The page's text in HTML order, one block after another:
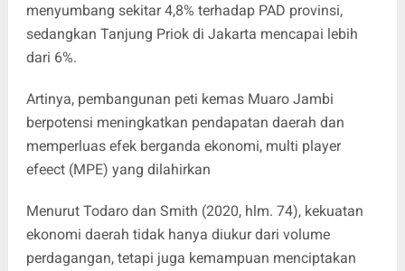
menyumbang sekitar 4,8% terhadap PAD provinsi,
sedangkan Tanjung Priok di Jakarta mencapai lebih
dari 6%.
Artinya, pembangunan peti kemas Muaro Jambi
berpotensi meningkatkan pendapatan daerah dan
memperluas efek berganda ekonomi, multi player
efeect (MPE) yang dilahirkan
Menurut Todaro dan Smith (2020, hlm. 74), kekuatan
ekonomi daerah tidak hanya diukur dari volume
perdagangan, tetapi juga kemampuan menciptakan